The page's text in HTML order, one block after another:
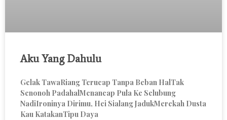
Aku Yang Dahulu
Gelak TawaRiang Terucap Tanpa Beban HalTak
Senonoh PadahalMenancap Pula Ke Selubung
NadiIroninya Dirimu, Hei Sialang JadukMerekah Dusta
Kau KatakanTipu Daya